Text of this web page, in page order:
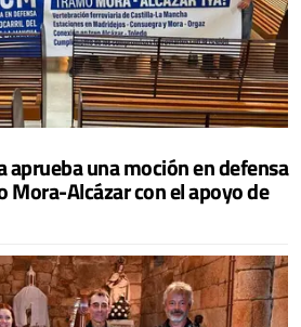
aprueba una moción en defensa
Alcázar con el apoyo de